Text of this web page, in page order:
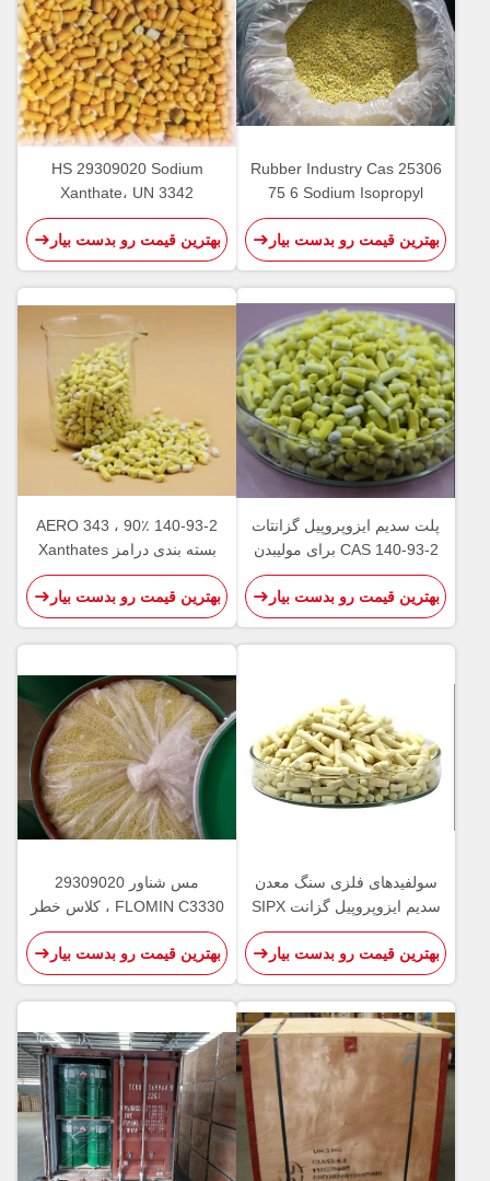
Rubber Industry Cas 25306
75 6 Sodium Isopropyl
Xanthate برای درمان شناور
سازی
بهترین قیمت رو بدست بیار
HS 29309020 Sodium
Xanthate، UN 3342
XANTHATE Z-11 برای جمع
آوری
بهترین قیمت رو بدست بیار
پلت سدیم ایزوپروپیل گزانتات
CAS 140-93-2 برای مولیبدن
بهترین قیمت رو بدست بیار
140-93-2 AERO 343 ، 90٪
بسته بندی درامز Xanthates
SIPX 170kg
بهترین قیمت رو بدست بیار
سولفیدهای فلزی سنگ معدن
سدیم ایزوپروپیل گزانت SIPX
90٪ گلوله UN3342
بهترین قیمت رو بدست بیار
مس شناور 29309020
FLOMIN C3330 ، کلاس خطر
4.2 سدیم زانتات
بهترین قیمت رو بدست بیار